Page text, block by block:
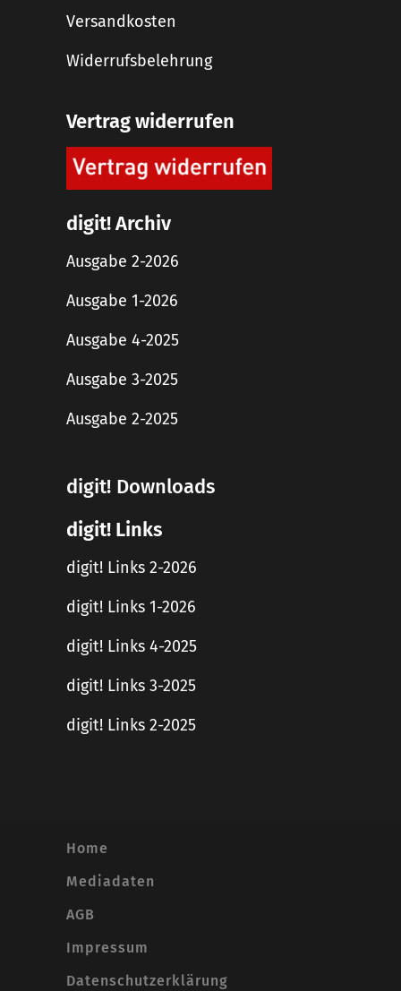
Versandkosten
Widerrufsbelehrung
Vertrag widerrufen
digit! Archiv
Ausgabe 2-2026
Ausgabe 1-2026
Ausgabe 4-2025
Ausgabe 3-2025
Ausgabe 2-2025
digit! Downloads
digit! Links
digit! Links 2-2026
digit! Links 1-2026
digit! Links 4-2025
digit! Links 3-2025
digit! Links 2-2025
Home
Mediadaten
AGB
Impressum
Datenschutzerklärung